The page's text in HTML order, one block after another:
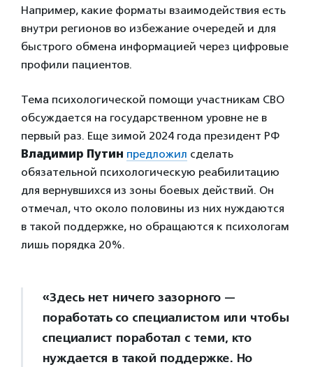
Например, какие форматы взаимодействия есть
внутри регионов во избежание очередей и для
быстрого обмена информацией через цифровые
профили пациентов.
Тема психологической помощи участникам СВО
обсуждается на государственном уровне не в
первый раз. Еще зимой 2024 года президент РФ
Владимир Путин предложил сделать
обязательной психологическую реабилитацию
для вернувшихся из зоны боевых действий. Он
отмечал, что около половины из них нуждаются
в такой поддержке, но обращаются к психологам
лишь порядка 20%.
«Здесь нет ничего зазорного —
поработать со специалистом или чтобы
специалист поработал с теми, кто
нуждается в такой поддержке. Но